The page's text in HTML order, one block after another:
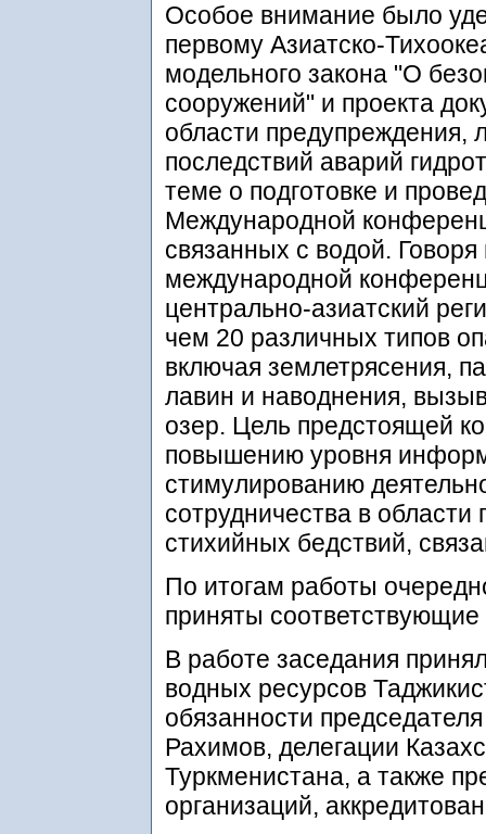
Особое внимание было
первому Азиатско-
модельного закона "О
сооружений" и проекта
области предупреждения,
последствий аварий
теме о подготовке и
Международной
связанных с водой.
международной
центрально-азиатский
чем 20 различных типов
включая землетрясения,
лавин и наводнения,
озер. Цель предстоящей
повышению уровня
стимулированию
сотрудничества в
стихийных бедствий,
По итогам работы
приняты
В работе заседания
водных ресурсов
обязанности
Рахимов, делегации
Туркменистана, а также
организаций,